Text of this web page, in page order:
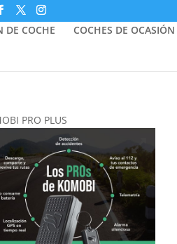
DE COCHE COCHES DE OCASIÓN
PRO PLUS